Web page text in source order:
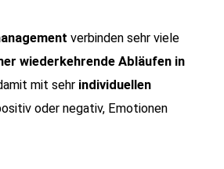
verbinden sehr viele
wiederkehrende Abläufen in
mit sehr individuellen
oder negativ, Emotionen